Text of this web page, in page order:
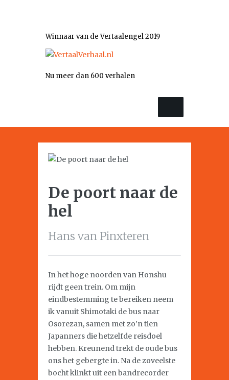
Winnaar van de Vertaalengel 2019
Nu meer dan 600 verhalen
De poort naar de
hel
Hans van Pinxteren
In het hoge noorden van Honshu
rijdt geen trein. Om mijn
eindbestemming te bereiken neem
ik vanuit Shimotaki de bus naar
Osorezan, samen met zo’n tien
Japanners die hetzelfde reisdoel
hebben. Kreunend trekt de oude bus
ons het gebergte in. Na de zoveelste
bocht klinkt uit een bandrecorder